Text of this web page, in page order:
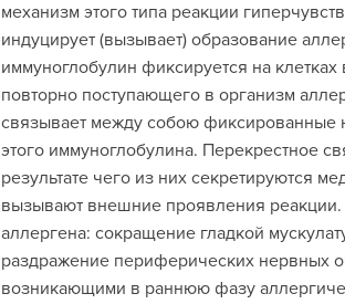
механизм этого типа реакции
индуцирует (вызывает) образование
иммуноглобулин фиксируется на
повторно поступающего в организм
связывает между собою фиксированные
этого иммуноглобулина. Перекрестное
результате чего из них секретируются
вызывают внешние проявления реакции.
аллергена: сокращение гладкой
раздражение периферических нервных
возникающими в раннюю фазу